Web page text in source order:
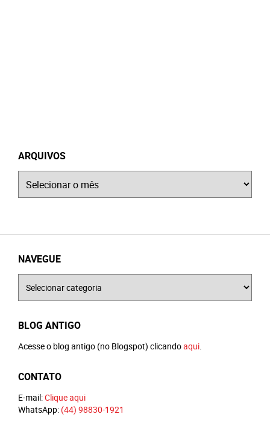
ARQUIVOS
NAVEGUE
BLOG ANTIGO
Acesse o blog antigo (no Blogspot) clicandoaqui.
CONTATO
E-mail:Clique aqui
WhatsApp: (44) 98830-1921